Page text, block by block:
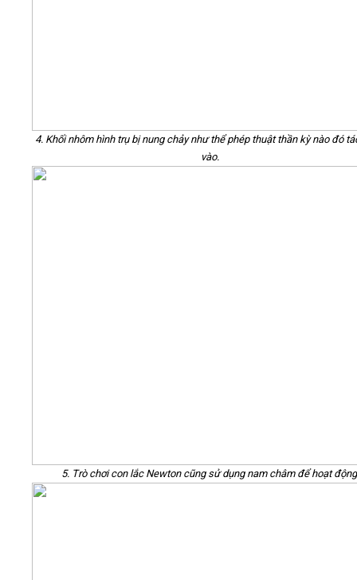
4. Khối nhôm hình trụ bị nung chảy như thể phép thuật thần kỳ nào đó
vào.
5. Trò chơi con lắc Newton cũng sử dụng nam châm để hoạt